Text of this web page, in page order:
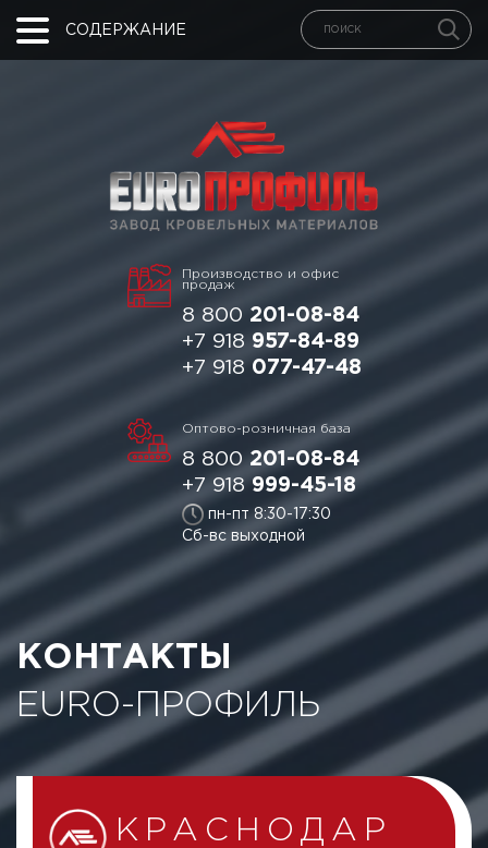
СОДЕРЖАНИЕ
Производство и офис
продаж
8 800 201-08-84
+7 918 957-84-89
+7 918 077-47-48
Оптово-розничная база
8 800 201-08-84
+7 918 999-45-18
пн-пт 8:30-17:30
Сб-вс выходной
КОНТАКТЫ
EURO-ПРОФИЛЬ
КРАСНОДАР